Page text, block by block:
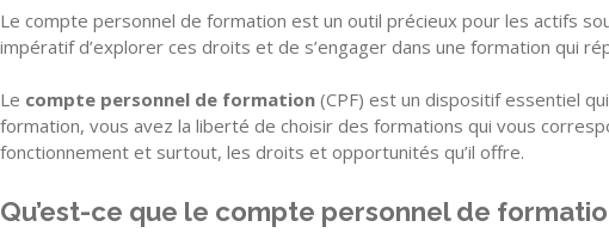
Le compte personnel de formation est un outil précieux pour les actifs
impératif d’explorer ces droits et de s’engager dans une formation qui
Le compte personnel de formation (CPF) est un dispositif essentiel
formation, vous avez la liberté de choisir des formations qui vous
fonctionnement et surtout, les droits et opportunités qu’il offre.
Qu’est-ce que le compte personnel de